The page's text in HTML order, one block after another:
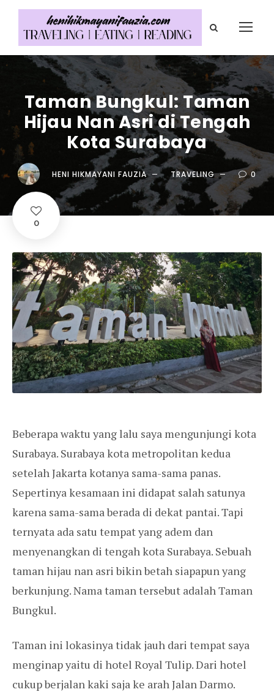
Taman Bungkul: Taman
Hijau Nan Asri di Tengah
Kota Surabaya
HENI HIKMAYANI FAUZIA TRAVELING 0
0
Beberapa waktu yang lalu saya mengunjungi kota
Surabaya. Surabaya kota metropolitan kedua
setelah Jakarta kotanya sama-sama panas.
Sepertinya kesamaan ini didapat salah satunya
karena sama-sama berada di dekat pantai. Tapi
ternyata ada satu tempat yang adem dan
menyenangkan di tengah kota Surabaya. Sebuah
taman hijau nan asri bikin betah siapapun yang
berkunjung. Nama taman tersebut adalah Taman
Bungkul.
Taman ini lokasinya tidak jauh dari tempat saya
menginap yaitu di hotel Royal Tulip. Dari hotel
cukup berjalan kaki saja ke arah Jalan Darmo.